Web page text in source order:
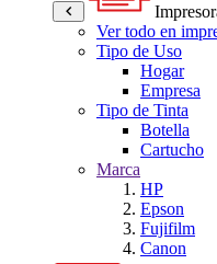
Ver todo en
Tipo de Uso
Hogar
Empresa
Tipo de Tinta
Botella
Cartucho
Marca
HP
Epson
Fujifilm
Canon